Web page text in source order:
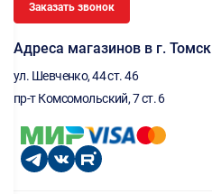
Заказать звонок
Адреса магазинов в г. Томск
ул. Шевченко, 44 ст. 46
пр-т Комсомольский, 7 ст. 6